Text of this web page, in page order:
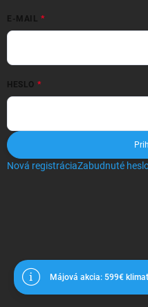
Májová akcia: 599€
E-MAIL
HESLO
Nová registráciaZabudnuté